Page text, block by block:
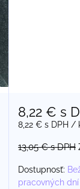
8,22 € s
8,22 € s DPH /
13,05 €s DPH
Dostupnosť:
pracovných dní